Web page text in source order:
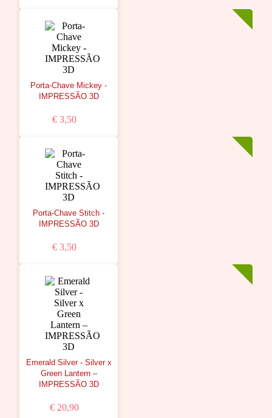
Porta-Chave Mickey -
IMPRESSÃO 3D
€ 3,50
Porta-Chave Stitch -
IMPRESSÃO 3D
€ 3,50
Emerald Silver - Silver x
Green Lantern –
IMPRESSÃO 3D
€ 20,90